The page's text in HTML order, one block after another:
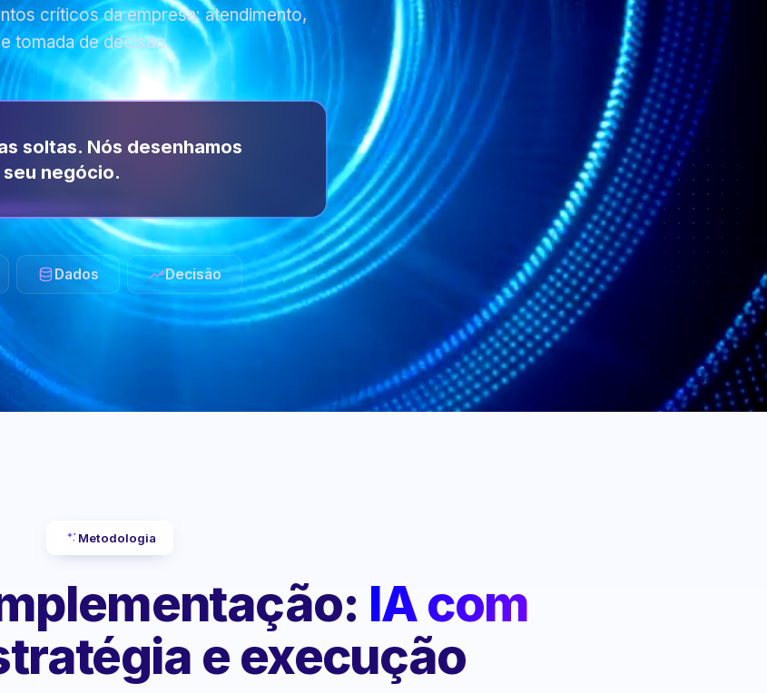
críticos da empresa: atendimento,
tomada de decisão.
soltas. Nós desenhamos
negócio.
Dados Decisão
Metodologia
IA com
e execução